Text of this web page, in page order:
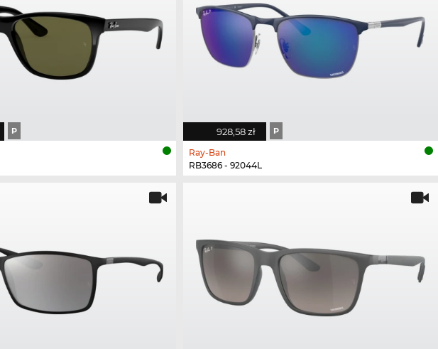
P 928,58 zł P
Ray-Ban
RB3686 - 92044L